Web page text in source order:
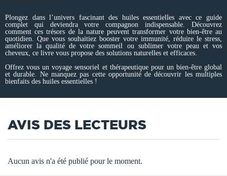
Plongez dans l’univers fascinant des huiles essentielles avec ce guide
complet qui deviendra votre compagnon indispensable. Découvrez
comment ces trésors de la nature peuvent transformer votre bien-être au
quotidien. Que vous souhaitiez booster votre immunité, réduire le stress,
améliorer la qualité de votre sommeil ou sublimer votre peau et vos
cheveux, ce livre vous propose des solutions naturelles et efficaces.
Offrez vous un voyage sensoriel et thérapeutique pour un bien-être global
et durable. Ne manquez pas cette opportunité de découvrir les multiples
bienfaits des huiles essentielles !
AVIS DES LECTEURS
Aucun avis n'a été publié pour le moment.